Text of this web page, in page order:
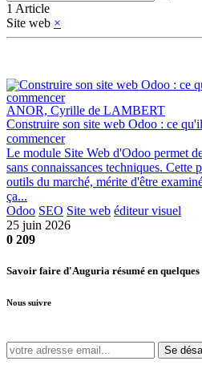
1 Article
Site web ×
ANOR, Cyrille de LAMBERT
Construire son site web Odoo : ce
commencer
Le module Site Web d'Odoo permet
sans connaissances techniques. Cette
outils du marché, mérite d'être
ça...
Odoo SEO Site web éditeur visuel
25 juin 2026
0 209
Savoir faire d'Auguria résumé en
Nous suivre
Se